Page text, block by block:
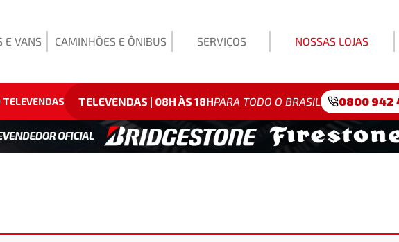
E VANS CAMINHÕES E ÔNIBUS SERVIÇOS NOSSAS LOJAS
TELEVENDAS TELEVENDAS | 08H ÀS 18HPARA TODO O BRASIL 0800 942